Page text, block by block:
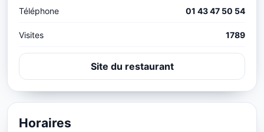
Téléphone 01 43 47 50 54
Visites 1789
Site du restaurant
Horaires